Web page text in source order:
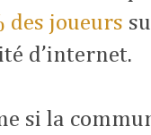
des joueurs
d’internet.
si la